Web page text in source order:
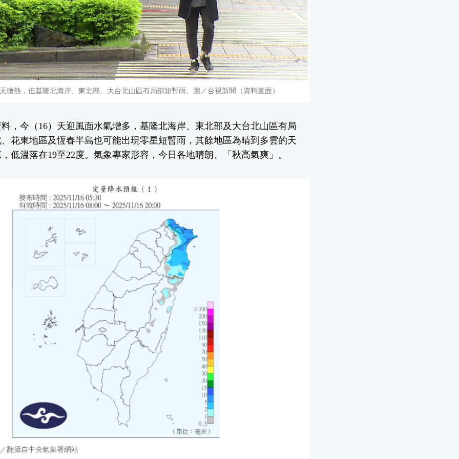
微熱，但基隆北海岸、東北部、大台北山區有局部短暫雨。圖／台視新聞（資料畫面）
料，今（16）天迎風面水氣增多，基隆北海岸、東北部及大台北山區有局
花東地區及恆春半島也可能出現零星短暫雨，其餘地區為晴到多雲的天
低溫落在19至22度。氣象專家形容，今日各地晴朗、「秋高氣爽」。
翻攝自中央氣象署網站